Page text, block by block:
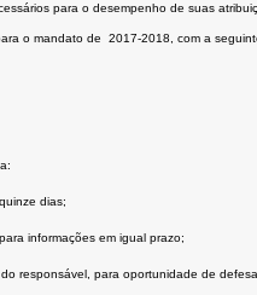
para o desempenho de suas
o mandato de 2017-2018, com a
dias;
informações em igual prazo;
responsável, para oportunidade de